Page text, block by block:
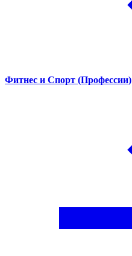
Фитнес и Спорт (Профессии)